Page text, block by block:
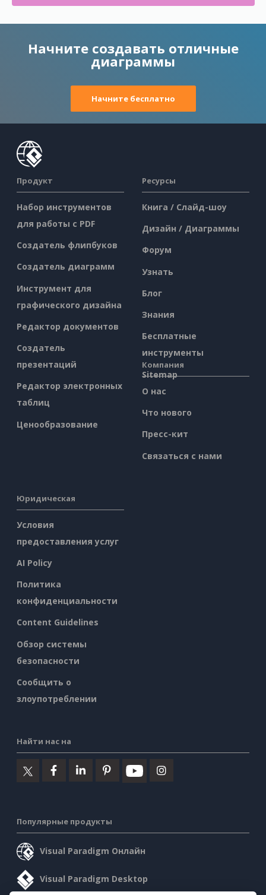
Начните создавать отличные
диаграммы
Начните бесплатно
Продукт
Набор инструментов
для работы с PDF
Создатель флипбуков
Создатель диаграмм
Инструмент для
графического дизайна
Редактор документов
Создатель
презентаций
Редактор электронных
таблиц
Ценообразование
Ресурсы
Книга / Слайд-шоу
Дизайн / Диаграммы
Форум
Узнать
Блог
Знания
Бесплатные
инструменты
Sitemap
Компания
О нас
Что нового
Пресс-кит
Связаться с нами
Юридическая
Условия
предоставления услуг
AI Policy
Политика
конфиденциальности
Content Guidelines
Обзор системы
безопасности
Сообщить о
злоупотреблении
Найти нас на
Популярные продукты
Visual Paradigm Онлайн
Visual Paradigm Desktop